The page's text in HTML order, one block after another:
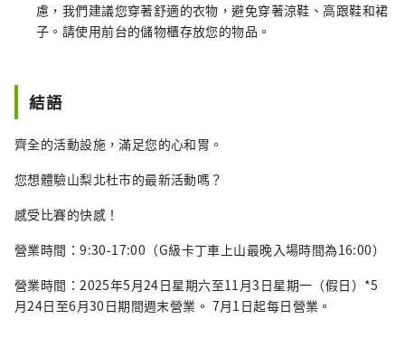
慮，我們建議您穿著舒適的衣物，避免穿著涼鞋、高跟鞋和裙
子。請使用前台的儲物櫃存放您的物品。
結語
齊全的活動設施，滿足您的心和胃。
您想體驗山梨北杜市的最新活動嗎？
感受比賽的快感！
營業時間：9:30-17:00（G級卡丁車上山最晚入場時間為16:00）
營業時間：2025年5月24日星期六至11月3日星期一（假日）*5
月24日至6月30日期間週末營業。 7月1日起每日營業。